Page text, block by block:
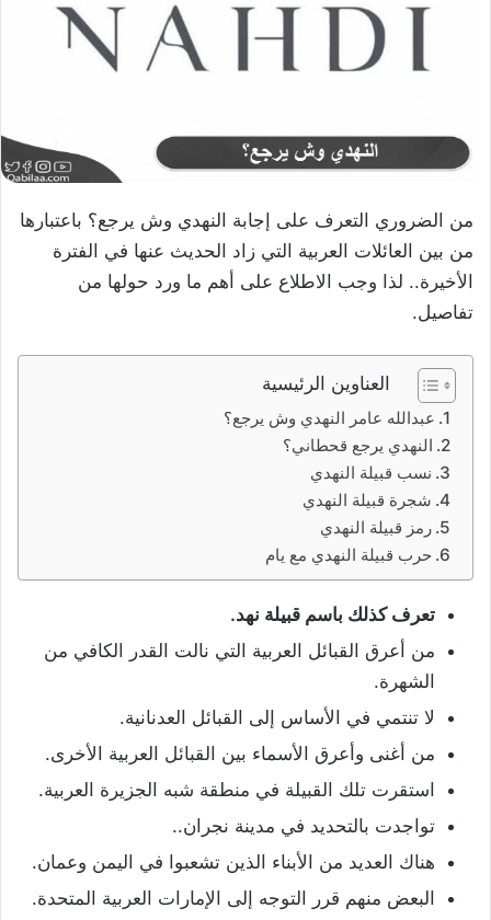
من الضروري التعرف على إجابة النهدي وش يرجع؟ باعتبارها
من بين العائلات العربية التي زاد الحديث عنها في الفترة
الأخيرة.. لذا وجب الاطلاع على أهم ما ورد حولها من
تفاصيل.
العناوين الرئيسية
عبدالله عامر النهدي وش يرجع؟
النهدي يرجع قحطاني؟
نسب قبيلة النهدي
شجرة قبيلة النهدي
رمز قبيلة النهدي
حرب قبيلة النهدي مع يام
تعرف كذلك باسم قبيلة نهد.
من أعرق القبائل العربية التي نالت القدر الكافي من
الشهرة.
لا تنتمي في الأساس إلى القبائل العدنانية.
من أغنى وأعرق الأسماء بين القبائل العربية الأخرى.
استقرت تلك القبيلة في منطقة شبه الجزيرة العربية.
تواجدت بالتحديد في مدينة نجران..
هناك العديد من الأبناء الذين تشعبوا في اليمن وعمان.
البعض منهم قرر التوجه إلى الإمارات العربية المتحدة.